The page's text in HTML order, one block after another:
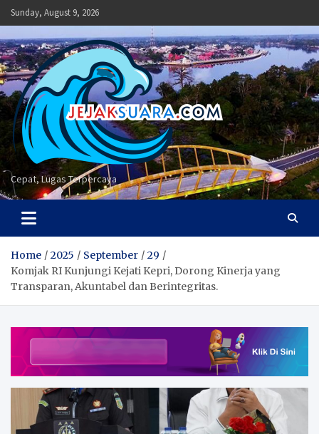
Skip
to
content
Sunday, August 9, 2026
Cepat, Lugas Terpercaya
Home 2025 September
29
Komjak RI Kunjungi Kejati Kepri, Dorong Kinerja yang
Transparan, Akuntabel dan Berintegritas.